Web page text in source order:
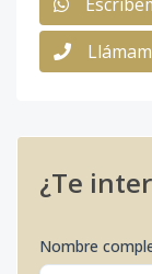
¿Te
Nombre